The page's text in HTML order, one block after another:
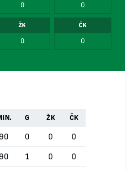
0 0
ŽK
0
ČK
0
G ŽK ČK
90 0 0 0
90 1 0 0